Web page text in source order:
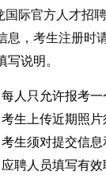
国际官方人才招
息，考生注册时
写说明。
每人只允许报考
考生上传近期照
生须对提交信
聘人员填写有